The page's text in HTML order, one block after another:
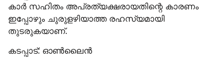
കാർ സഹിതം അപ്രത്യക്ഷരായതിന്റെ കാരണം
ഇപ്പോഴും ചുരുളഴിയാത്ത രഹസ്യമായി
തുടരുകയാണ്.
കടപ്പാട്: ഓൺലൈൻ